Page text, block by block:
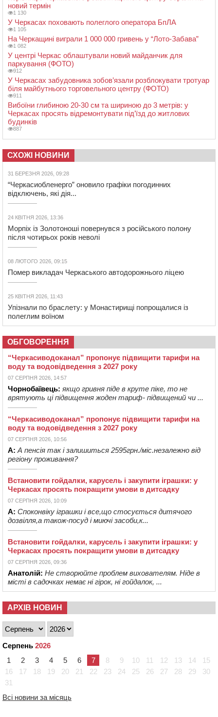
новий термін
1 130
У Черкасах поховають полеглого оператора БпЛА
1 105
На Черкащині виграли 1 000 000 гривень у “Лото-Забава”
1 082
У центрі Черкас облаштували новий майданчик для
паркування (ФОТО)
912
У Черкасах забудовника зобов’язали розблокувати тротуар
біля майбутнього торговельного центру (ФОТО)
911
Вибоїни глибиною 20-30 см та шириною до 3 метрів: у
Черкасах просять відремонтувати під’їзд до житлових
будинків
887
СХОЖІ НОВИНИ
31 БЕРЕЗНЯ 2026, 09:28
“Черкасиобленерго” оновило графіки погодинних
відключень, які дія...
24 КВІТНЯ 2026, 13:36
Морпіх із Золотоноші повернувся з російського полону
після чотирьох років неволі
08 ЛЮТОГО 2026, 09:15
Помер викладач Черкаського автодорожнього ліцею
25 КВІТНЯ 2026, 11:43
Упізнали по браслету: у Монастирищі попрощалися із
полеглим воїном
ОБГОВОРЕННЯ
“Черкасиводоканал” пропонує підвищити тарифи на
воду та водовідведення з 2027 року
07 СЕРПНЯ 2026, 14:57
Чорнобаївець: якщо гривня піде в круте піке, то не
врятують ці підвищення жоден тариф- підвищений чи ...
“Черкасиводоканал” пропонує підвищити тарифи на
воду та водовідведення з 2027 року
07 СЕРПНЯ 2026, 10:56
А: А пенсія так і залишиться 2595грн./міс.незалежно від
регіону проживання?
Встановити гойдалки, карусель і закупити іграшки: у
Черкасах просять покращити умови в дитсадку
07 СЕРПНЯ 2026, 10:09
А: Споконвіку іграшки і все,що стосується дитячого
дозвілля,а також-посуд і миючі засоби,к...
Встановити гойдалки, карусель і закупити іграшки: у
Черкасах просять покращити умови в дитсадку
07 СЕРПНЯ 2026, 09:36
Анатолій: Не створюйте проблем вихователям. Ніде в
місті в садочках немає ні гірок, ні гойдалок, ...
АРХІВ НОВИН
Серпень 2026
1
2 3 4 5 6 7 8 9 10 11 12 13 14
15
16
17 18 19 20 21 22 23 24 25 26 27 28 29
30
31
Всі новини за місяць